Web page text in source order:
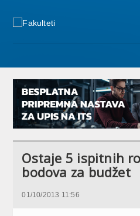
Ostaje 5 ispitnih
bodova za budžet
01/10/2013 11:56